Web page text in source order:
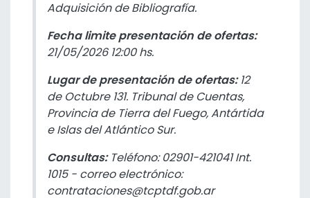
Adquisición de Bibliografía.
Fecha limite presentación de ofertas:
21/05/202612:00 hs.
Lugar de presentación de ofertas:12
de Octubre 131. Tribunal de Cuentas,
Provincia de Tierra del Fuego, Antártida
e Islas del Atlántico Sur.
Consultas: Teléfono: 02901-421041 Int.
1015 - correo electrónico:
contrataciones@tcptdf.gob.ar